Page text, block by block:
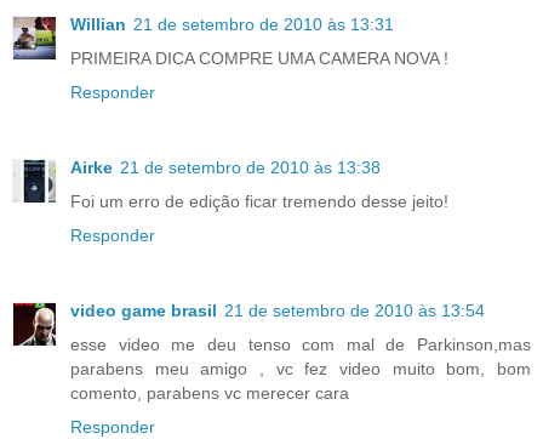
Willian 21 de setembro de 2010 às 13:31
PRIMEIRA DICA COMPRE UMA CAMERA NOVA !
Responder
Airke 21 de setembro de 2010 às 13:38
Foi um erro de edição ficar tremendo desse jeito!
Responder
video game brasil 21 de setembro de 2010 às 13:54
esse video me deu tenso com mal de Parkinson,mas
parabens meu amigo , vc fez video muito bom, bom
comento, parabens vc merecer cara
Responder